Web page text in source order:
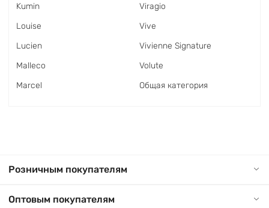
Kumin
Louise
Lucien
Malleco
Marcel
Viragio
Vive
Vivienne Signature
Volute
Общая категория
Розничным покупателям
Оптовым покупателям